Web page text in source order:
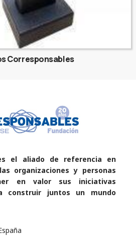
Corresponsables
el aliado de referencia en
organizaciones y personas
en valor sus iniciativas
construir juntos un mundo